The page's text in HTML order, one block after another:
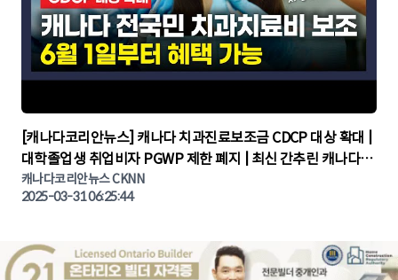
▶
[캐나다코리안뉴스] 캐나다 치과진료보조금 CDCP 대상 확대 |
대학졸업생 취업비자 PGWP 제한 폐지 | 최신 간추린 캐나다뉴
스 | CKNNEWS | 캐나다뉴스 | 토론토뉴스
캐나다코리안뉴스 CKNN
2025-03-31 06:25:44